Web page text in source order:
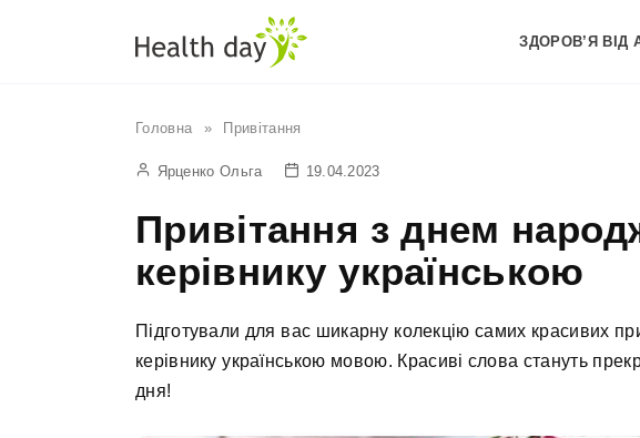
ЗДОРОВ’Я ВІД
Головна » Привітання
Ярценко Ольга 19.04.2023
Привітання з днем
керівнику українською
Підготували для вас шикарну колекцію самих красивих
керівнику українською мовою. Красиві слова стануть
дня!